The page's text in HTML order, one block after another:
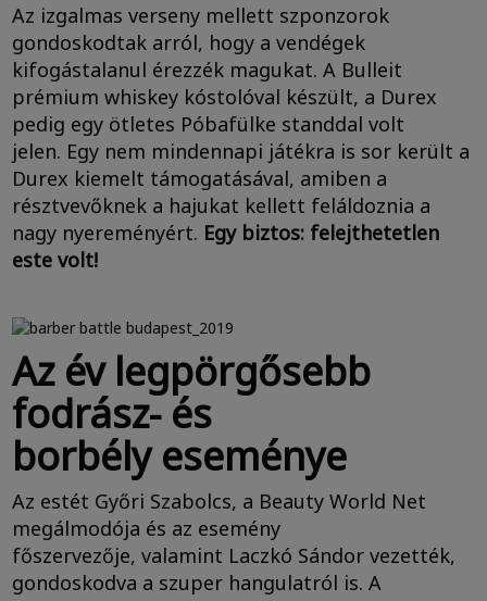
Az izgalmas verseny mellett szponzorok
gondoskodtak arról, hogy a vendégek
kifogástalanul érezzék magukat. A Bulleit
prémium whiskey kóstolóval készült, a Durex
pedig egy ötletes Póbafülke standdal volt
jelen. Egy nem mindennapi játékra is sor került a
Durex kiemelt támogatásával, amiben a
résztvevőknek a hajukat kellett feláldoznia a
nagy nyereményért. Egy biztos: felejthetetlen
este volt!
Az év legpörgősebb
fodrász- és
borbély eseménye
Az estét Győri Szabolcs, a Beauty World Net
megálmodója és az esemény
főszervezője, valamint Laczkó Sándor vezették,
gondoskodva a szuper hangulatról is. A